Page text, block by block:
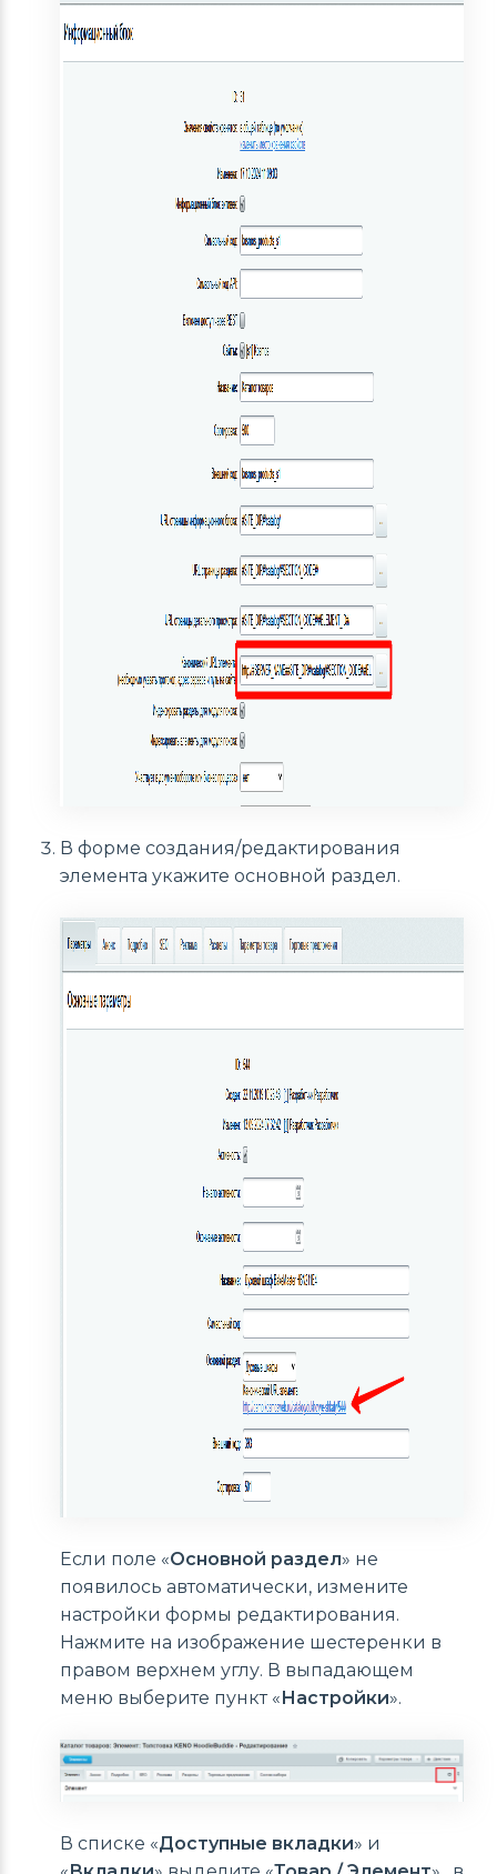
В форме создания/редактирования
элемента укажите основной раздел.
Если поле «Основной раздел» не
появилось автоматически, измените
настройки формы редактирования.
Нажмите на изображение шестеренки в
правом верхнем углу. В выпадающем
меню выберите пункт «Настройки».
В списке «Доступные вкладки» и